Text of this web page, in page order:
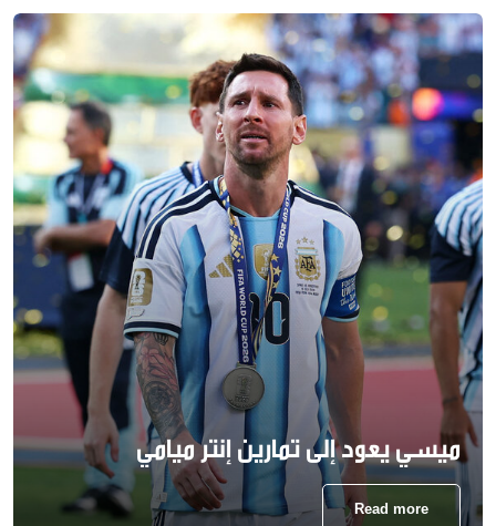
ميسي يعود إلى تمارين إنتر ميامي
Read more